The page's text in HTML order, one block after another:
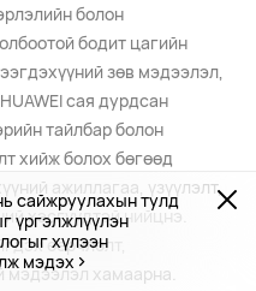
сайжруулахын тулд
үргэлжлүүлэн
хүлээн
мэдэх
болон
бодит цагийн
зөв мэдээлэл,
сая дурдсан
тайлбар болон
хийж болох бөгөөд
ажиллагаа, үзүүлэлт,
хэсгүүдтэй нийцнэ.
өөрчлөлт,
мэдээлэл хамаарна.